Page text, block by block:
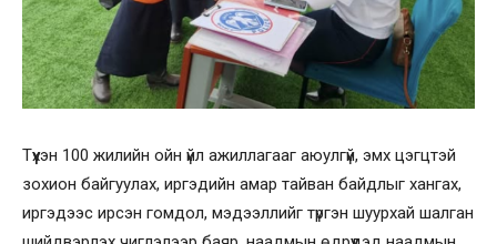
Түүхэн 100 жилийн ойн үйл ажиллагааг аюулгүй, эмх цэгцтэй
зохион байгуулах, иргэдийн амар тайван байдлыг хангах,
иргэдээс ирсэн гомдол, мэдээллийг түргэн шуурхай шалган